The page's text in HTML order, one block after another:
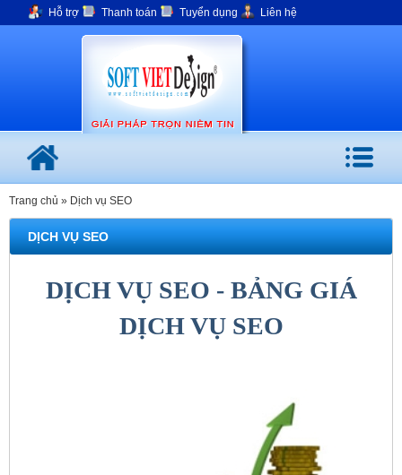
Thiết
Dịch
Hỗ trợ Thanh toán Tuyển dụng Liên hệ
Trang chủ » Dịch vụ SEO
DỊCH VỤ SEO
DỊCH VỤ SEO - BẢNG GIÁ
DỊCH VỤ SEO